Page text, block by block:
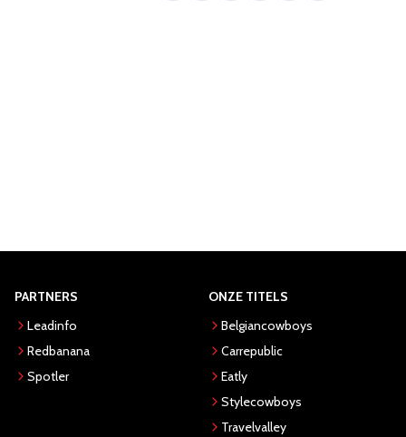
PARTNERS
Leadinfo
Redbanana
Spotler
ONZE TITELS
Belgiancowboys
Carrepublic
Eatly
Stylecowboys
Travelvalley